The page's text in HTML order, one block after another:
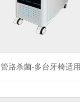
管路杀菌-多台牙椅适用